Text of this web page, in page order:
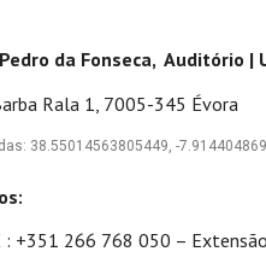
da Fonseca, Auditório |
Rala 1, 7005-345 Évora
38.55014563805449, -
+351 266 768 050 –